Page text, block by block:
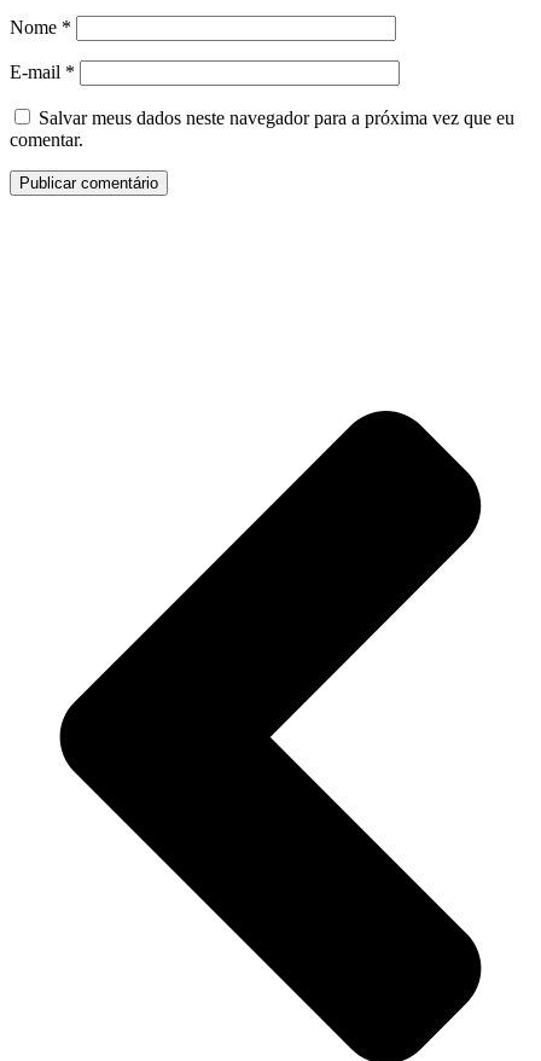
Nome *
E-mail *
Salvar meus dados neste navegador para a próxima vez que eu
comentar.